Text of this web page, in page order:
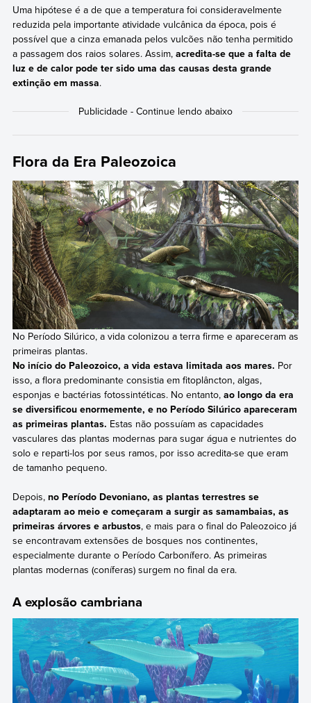
Uma hipótese é a de que a temperatura foi consideravelmente
reduzida pela importante atividade vulcânica da época, pois é
possível que a cinza emanada pelos vulcões não tenha permitido
a passagem dos raios solares. Assim, acredita-se que a falta de
luz e de calor pode ter sido uma das causas desta grande
extinção em massa.
Flora da Era Paleozoica
No Período Silúrico, a vida colonizou a terra firme e apareceram as
primeiras plantas.
No início do Paleozoico, a vida estava limitada aos mares. Por
isso, a flora predominante consistia em fitoplâncton, algas,
esponjas e bactérias fotossintéticas. No entanto, ao longo da era
se diversificou enormemente, e no Período Silúrico apareceram
as primeiras plantas. Estas não possuíam as capacidades
vasculares das plantas modernas para sugar água e nutrientes do
solo e reparti-los por seus ramos, por isso acredita-se que eram
de tamanho pequeno.
Depois,no Período Devoniano, as plantas terrestres se
adaptaram ao meio e começaram a surgir as samambaias, as
primeiras árvores e arbustos, e mais para o final do Paleozoico já
se encontravam extensões de bosques nos continentes,
especialmente durante o Período Carbonífero. As primeiras
plantas modernas (coníferas) surgem no final da era.
A explosão cambriana